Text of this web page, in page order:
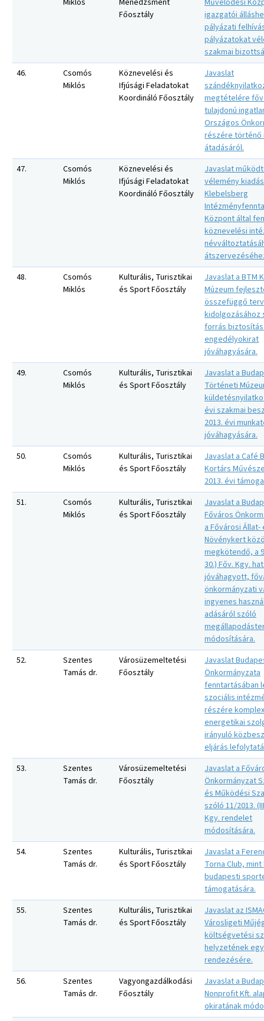
Miklós
Menedzsment
Főosztály
Művelődési
igazgatói
pályázati
pályázatokat
szakmai
46.
Csomós
Miklós
Köznevelési és
Ifjúsági Feladatokat
Koordináló Főosztály
Javaslat
megtételére
tulajdonú
Országos
részére történő
átadásáról.
47.
Csomós
Miklós
Köznevelési és
Ifjúsági Feladatokat
Koordináló Főosztály
Javaslat
vélemény
Klebelsberg
Központ által
köznevelési
48.
Csomós
Miklós
Kulturális, Turisztikai
és Sport Főosztály
Javaslat a BTM
Múzeum
összefüggő
kidolgozásához
forrás
engedélyokirat
jóváhagyására.
49.
Csomós
Miklós
Kulturális, Turisztikai
és Sport Főosztály
Javaslat a
Történeti
évi szakmai
2013. évi
jóváhagyására.
50.
Csomós
Miklós
Kulturális, Turisztikai
és Sport Főosztály
Javaslat a Café
Kortárs
2013. évi
51.
Csomós
Miklós
Kulturális, Turisztikai
és Sport Főosztály
Javaslat a
Főváros
a Fővárosi Állat-
Növénykert
megkötendő, a
30.) Főv. Kgy.
jóváhagyott,
önkormányzati
ingyenes
adásáról szóló
módosítására.
52.
Szentes
Tamás dr.
Városüzemeltetési
Főosztály
Javaslat
Önkormányzata
fenntartásában
szociális
részére komplex
energetikai
irányuló
eljárás
53.
Szentes
Tamás dr.
Városüzemeltetési
Főosztály
Javaslat a
Önkormányzat
és Működési
szóló 11/2013.
Kgy. rendelet
módosítására.
54.
Szentes
Tamás dr.
Kulturális, Turisztikai
és Sport Főosztály
Javaslat a
Torna Club,
budapesti
támogatására.
55.
Szentes
Tamás dr.
Kulturális, Turisztikai
és Sport Főosztály
Javaslat az
Városligeti
költségvetési
helyzetének
rendezésére.
56.
Szentes
Tamás dr.
Vagyongazdálkodási
Főosztály
Javaslat a
Nonprofit Kft.
okiratának